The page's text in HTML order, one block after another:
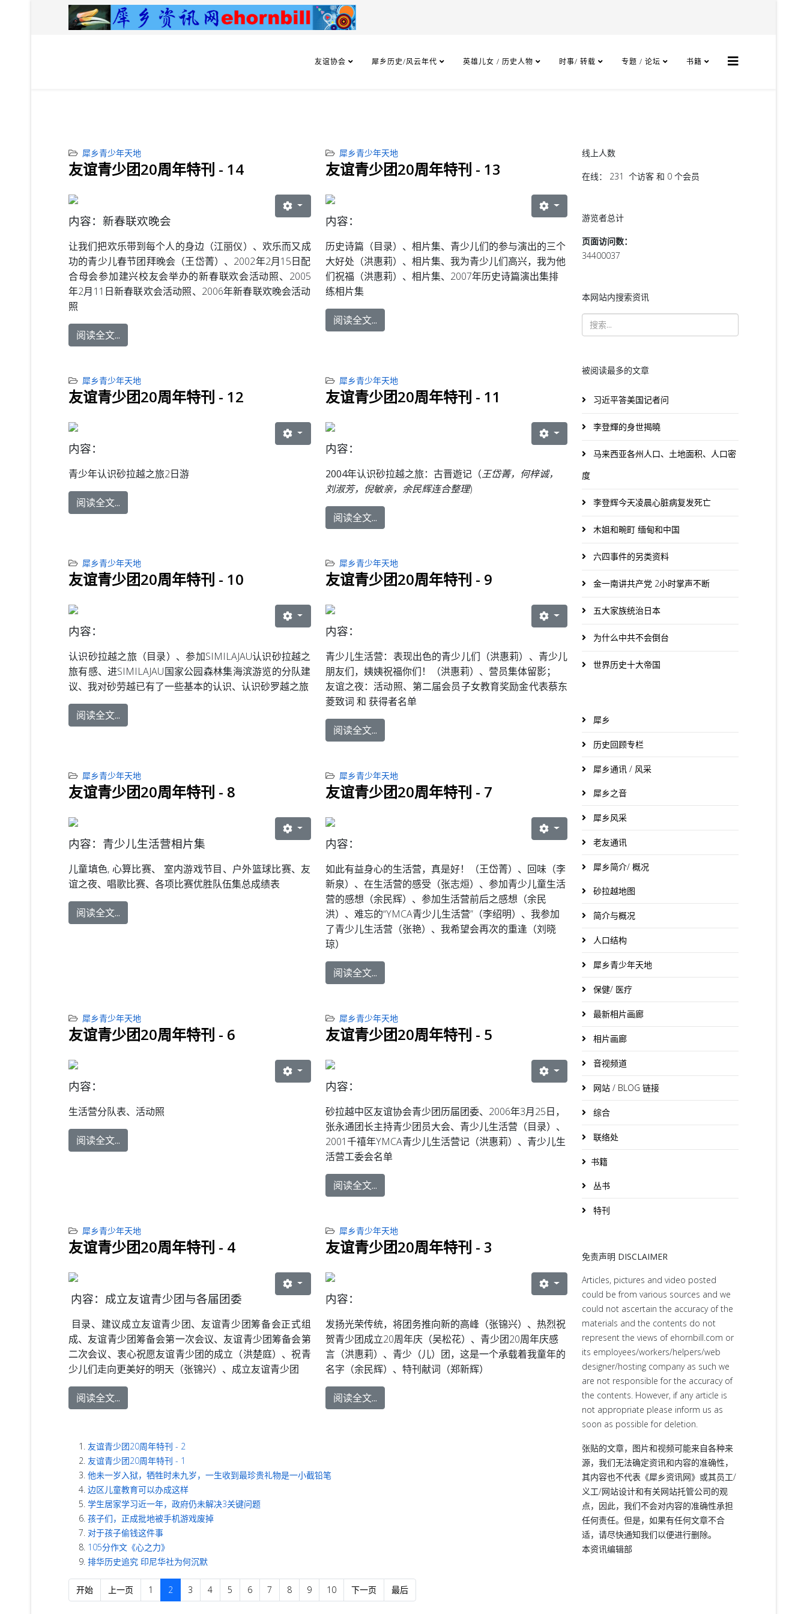
友谊协会 犀乡历史/风云年代 英雄儿女 / 历史人物 时事/ 转载 专题 / 论坛 书籍
犀乡青少年天地
友谊青少团20周年特刊 - 14
内容：新春联欢晚会
让我们把欢乐带到每个人的身边（江丽仪）、欢乐而又成
功的青少儿春节团拜晚会（王岱菁）、2002年2月15日配
合母会参加建兴校友会举办的新春联欢会活动照、2005
年2月11日新春联欢会活动照、2006年新春联欢晚会活动
照
阅读全文...
犀乡青少年天地
友谊青少团20周年特刊 - 13
内容：
历史诗篇（目录）、相片集、青少儿们的参与演出的三个
大好处（洪惠莉）、相片集、我为青少儿们高兴，我为他
们祝福（洪惠莉）、相片集、2007年历史诗篇演出集排
练相片集
阅读全文...
犀乡青少年天地
友谊青少团20周年特刊 - 12
内容：
青少年认识砂拉越之旅2日游
阅读全文...
犀乡青少年天地
友谊青少团20周年特刊 - 11
内容：
2004年认识砂拉越之旅： 古晋遊记（王岱菁，何梓诚，
刘淑芳，倪敏亲，余民辉连合整理)
阅读全文...
犀乡青少年天地
友谊青少团20周年特刊 - 10
内容：
认识砂拉越之旅（目录）、参加SIMILAJAU认识砂拉越之
旅有感、进SIMILAJAU国家公园森林集海滨游览的分队建
议、我对砂劳越已有了一些基本的认识、认识砂罗越之旅
阅读全文...
犀乡青少年天地
友谊青少团20周年特刊 - 9
内容：
青少儿生活营：表现出色的青少儿们（洪惠莉）、青少儿
朋友们，姨姨祝福你们！（洪惠莉）、营员集体留影；
友谊之夜：活动照、第二届会员子女教育奖励金代表蔡东
菱致词 和 获得者名单
阅读全文...
犀乡青少年天地
友谊青少团20周年特刊 - 8
内容：青少儿生活营相片集
儿童填色, 心算比赛、 室内游戏节目、户外篮球比赛、友
谊之夜、唱歌比赛、各项比赛优胜队伍集总成绩表
阅读全文...
犀乡青少年天地
友谊青少团20周年特刊 - 7
内容：
如此有益身心的生活营，真是好！（王岱菁）、回味（李
新泉）、在生活营的感受（张志烜）、参加青少儿童生活
营的感想（余民辉）、参加生活营前后之感想（余民
洪）、难忘的“YMCA青少儿生活营”（李绍明）、我参加
了青少儿生活营（张艳）、我希望会再次的重逢（刘晓
琼）
阅读全文...
犀乡青少年天地
友谊青少团20周年特刊 - 6
内容：
生活营分队表、活动照
阅读全文...
犀乡青少年天地
友谊青少团20周年特刊 - 5
内容：
砂拉越中区友谊协会青少团历届团委、 2006年3月25日，
张永通团长主持青少团员大会、青少儿生活营（目录）、
2001千禧年YMCA青少儿生活营记（洪惠莉）、青少儿生
活营工委会名单
阅读全文...
犀乡青少年天地
友谊青少团20周年特刊 - 4
内容：成立友谊青少团与各届团委
目录、建议成立友谊青少团、友谊青少团筹备会正式组
成、友谊青少团筹备会第一次会议、友谊青少团筹备会第
二次会议、衷心祝愿友谊青少团的成立（洪楚庭）、祝青
少儿们走向更美好的明天（张锦兴）、成立友谊青少团
阅读全文...
犀乡青少年天地
友谊青少团20周年特刊 - 3
内容：
发扬光荣传统，将团务推向新的高峰（张锦兴）、热烈祝
贺青少团成立20周年庆（吴松花）、青少团20周年庆感
言（洪惠莉）、青少（儿）团，这是一个承载着我童年的
名字（余民辉）、特刊献词（郑新辉）
阅读全文...
友谊青少团20周年特刊 - 2
友谊青少团20周年特刊 - 1
他未一岁入狱，牺牲时未九岁，一生收到最珍贵礼物是一小截铅笔
边区儿童教育可以办成这样
学生居家学习近一年，政府仍未解决3关键问题
孩子们，正成批地被手机游戏废掉
对于孩子偷钱这件事
105分作文《心之力》
排华历史追究 印尼华社为何沉默
开始 上一页 1 2 3 4 5 6 7 8 9 10 下一页 最后
线上人数
在线： 231 个访客 和 0 个会员
游览者总计
页面访问数：
34400037
本网站内搜索资讯
被阅读最多的文章
习近平答美国记者问
李登輝的身世揭曉
马来西亚各州人口、土地面积、人口密
度
李登辉今天凌晨心脏病复发死亡
木姐和畹町 缅甸和中国
六四事件的另类资料
金一南讲共产党 2小时掌声不断
五大家族统治日本
为什么中共不会倒台
世界历史十大帝国
犀乡
历史回顾专栏
犀乡通讯 / 风采
犀乡之音
犀乡风采
老友通讯
犀乡简介/ 概况
砂拉越地图
简介与概况
人口结构
犀乡青少年天地
保健/ 医疗
最新相片画廊
相片画廊
音视频道
网站 / BLOG 链接
综合
联络处
书籍
丛书
特刊
免责声明 DISCLAIMER
Articles, pictures and video posted
could be from various sources and we
could not ascertain the accuracy of the
materials and the contents do not
represent the views of ehornbill.com or
its employees/workers/helpers/web
designer/hosting company as such we
are not responsible for the accuracy of
the contents. However, if any article is
not appropriate please inform us as
soon as possible for deletion.
张贴的文章，图片和视频可能来自各种来
源，我们无法确定资讯和内容的准确性，
其内容也不代表《犀乡资讯网》或其员工/
义工/网站设计和有关网站托管公司的观
点，因此，我们不会对内容的准确性承担
任何责任。但是，如果有任何文章不合
适，请尽快通知我们以便进行删除。
本资讯编辑部